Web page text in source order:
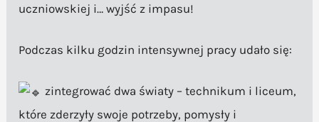
uczniowskiej i… wyjść z impasu!
Podczas kilku godzin intensywnej pracy udało się:
zintegrować dwa światy – technikum i liceum,
które zderzyły swoje potrzeby, pomysły i